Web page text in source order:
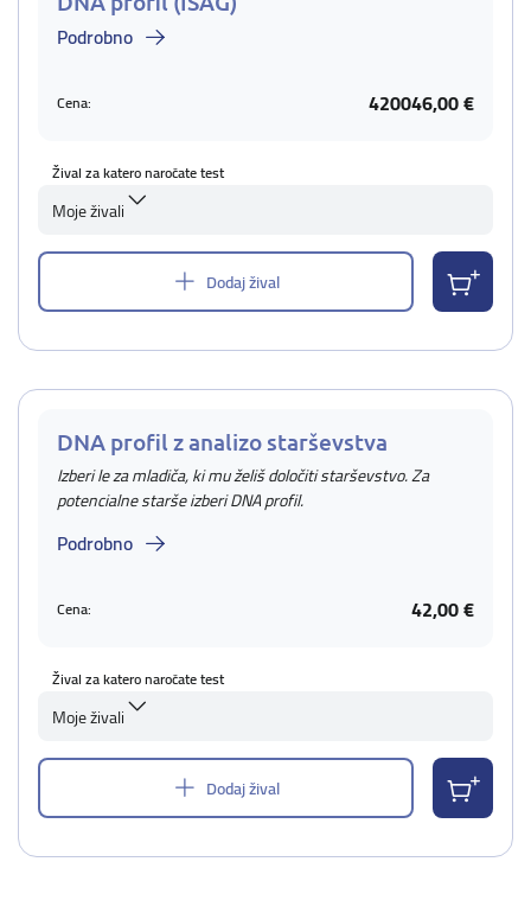
Podrobno
Cena: 420046,00 €
Žival za katero naročate test
Moje živali
Dodaj žival
DNA profil z analizo starševstva
Izberi le za mladiča, ki mu želiš določiti starševstvo. Za
potencialne starše izberi DNA profil.
Podrobno
Cena: 42,00 €
Žival za katero naročate test
Moje živali
Dodaj žival